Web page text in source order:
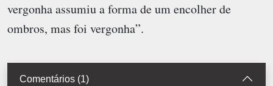
vergonha assumiu a forma de um encolher de
ombros, mas foi vergonha”.
Comentários (1)